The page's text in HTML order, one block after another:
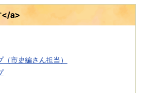
</a>
市史編さん担当）